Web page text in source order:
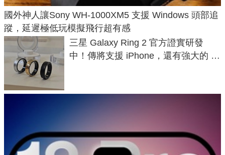
國外神人讓Sony WH-1000XM5 支援 Windows 頭部追
蹤，延遲極低玩模擬飛行超有感
三星 Galaxy Ring 2 官方證實研發
中！傳將支援 iPhone，還有強大的 AI